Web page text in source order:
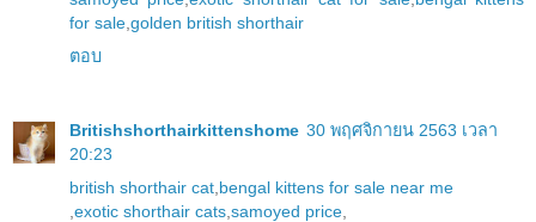
for sale golden british shorthair
ตอบ
Britishshorthairkittenshome 30 พฤศจิกายน 2563 เวลา
20:23
british shorthair cat bengal kittens for sale near me
exotic shorthair cats samoyed price